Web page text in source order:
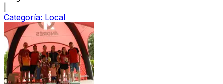
Categoría: Local